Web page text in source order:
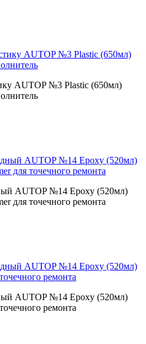
AUTOP №3 Plastic (650мл)
AUTOP №14 Epoxy (520мл)
для точечного ремонта
AUTOP №14 Epoxy (520мл)
ремонта